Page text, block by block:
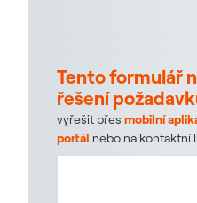
Tento formulář
řešení
vyřešit přes mobilní
portál nebo na kontaktní